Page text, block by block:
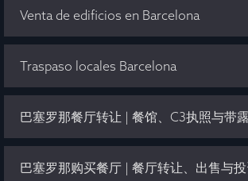
Venta de edificios en Barcelona
Traspaso locales Barcelona